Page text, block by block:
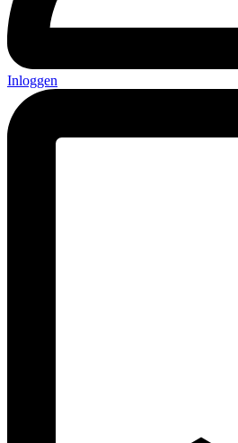
Inloggen